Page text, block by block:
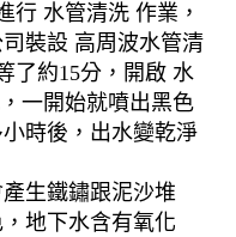
行 水管清洗 作業，
裝設 高周波水管清
了約15分，開啟 水
一開始就噴出黑色
時後，出水變乾淨
生鐵鏽跟泥沙堆
地下水含有氧化